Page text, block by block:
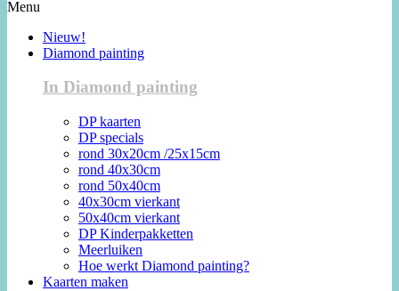
Menu
Nieuw!
Diamond painting
In Diamond painting
DP kaarten
DP specials
rond 30x20cm /25x15cm
rond 40x30cm
rond 50x40cm
40x30cm vierkant
50x40cm vierkant
DP Kinderpakketten
Meerluiken
Hoe werkt Diamond painting?
Kaarten maken